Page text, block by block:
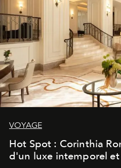
VOYAGE
Hot Spot : Corinthia
d'un luxe intemporel